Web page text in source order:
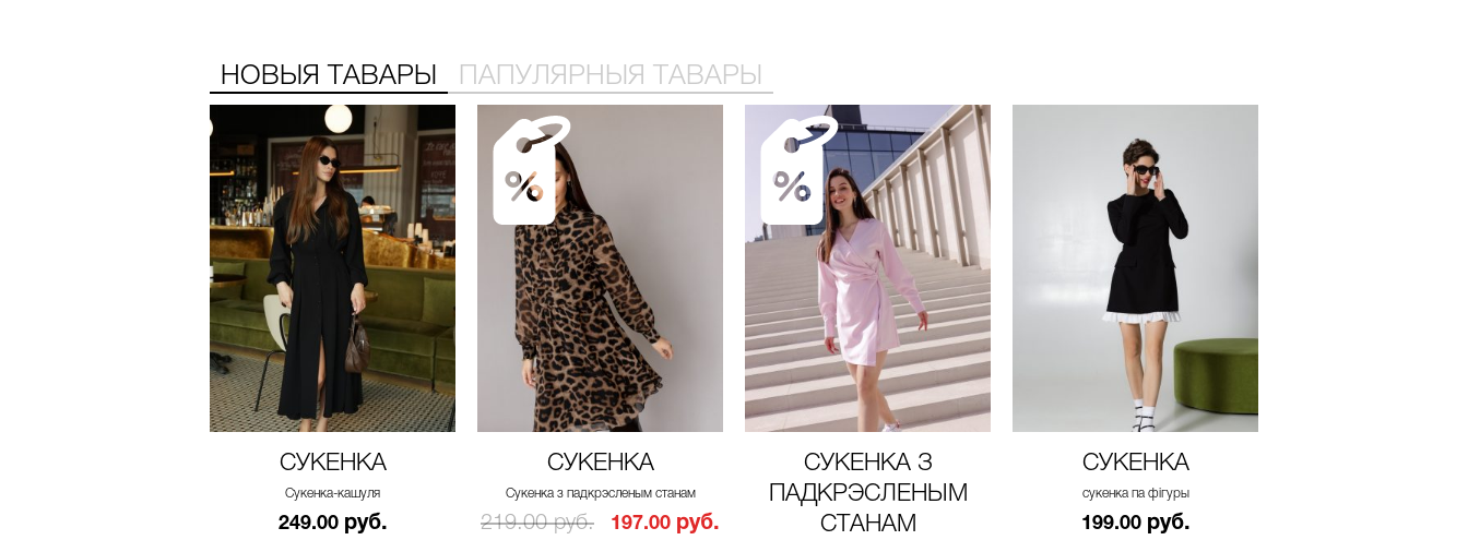
НОВЫЯ ТАВАРЫ ПАПУЛЯРНЫЯ ТАВАРЫ
СУКЕНКА
Сукенка-кашуля
249.00 руб.
СУКЕНКА
Сукенка з падкрэсленым станам
219.00 руб. 197.00 руб.
СУКЕНКА З
ПАДКРЭСЛЕНЫМ
СТАНАМ
СУКЕНКА
сукенка па фігуры
199.00 руб.